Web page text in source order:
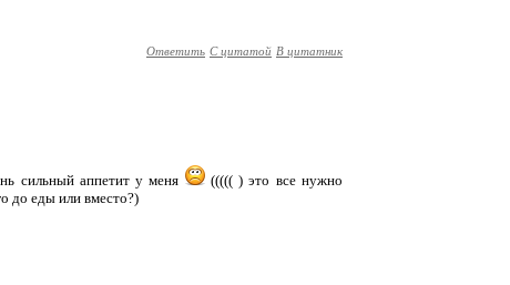
Ответить С цитатой В цитатник
сильный аппетит у меня
((((( ) это все нужно
до еды или вместо?)